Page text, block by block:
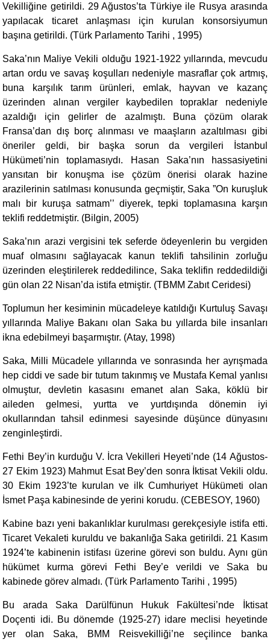
Vekilliğine getirildi. 29 Ağustos’ta Türkiye ile Rusya arasında
yapılacak ticaret anlaşması için kurulan konsorsiyumun
başına getirildi. (Türk Parlamento Tarihi , 1995)
Saka’nın Maliye Vekili olduğu 1921-1922 yıllarında, mevcudu
artan ordu ve savaş koşulları nedeniyle masraflar çok artmış,
buna karşılık tarım ürünleri, emlak, hayvan ve kazanç
üzerinden alınan vergiler kaybedilen topraklar nedeniyle
azaldığı için gelirler de azalmıştı. Buna çözüm olarak
Fransa’dan dış borç alınması ve maaşların azaltılması gibi
öneriler geldi, bir başka sorun da vergileri İstanbul
Hükümeti’nin toplamasıydı. Hasan Saka’nın hassasiyetini
yansıtan bir konuşma ise çözüm önerisi olarak hazine
arazilerinin satılması konusunda geçmiştir, Saka ”On kuruşluk
malı bir kuruşa satmam’’ diyerek, tepki toplamasına karşın
teklifi reddetmiştir. (Bilgin, 2005)
Saka’nın arazi vergisini tek seferde ödeyenlerin bu vergiden
muaf olmasını sağlayacak kanun teklifi tahsilinin zorluğu
üzerinden eleştirilerek reddedilince, Saka teklifin reddedildiği
gün olan 22 Nisan’da istifa etmiştir. (TBMM Zabıt Ceridesi)
Toplumun her kesiminin mücadeleye katıldığı Kurtuluş Savaşı
yıllarında Maliye Bakanı olan Saka bu yıllarda bile insanları
ikna edebilmeyi başarmıştır. (Atay, 1998)
Saka, Milli Mücadele yıllarında ve sonrasında her ayrışmada
hep ciddi ve sade bir tutum takınmış ve Mustafa Kemal yanlısı
olmuştur, devletin kasasını emanet alan Saka, köklü bir
aileden gelmesi, yurtta ve yurtdışında dönemin iyi
okullarından tahsil edinmesi sayesinde düşünce dünyasını
zenginleştirdi.
Fethi Bey’in kurduğu V. İcra Vekilleri Heyeti’nde (14 Ağustos-
27 Ekim 1923) Mahmut Esat Bey’den sonra İktisat Vekili oldu.
30 Ekim 1923’te kurulan ve ilk Cumhuriyet Hükümeti olan
İsmet Paşa kabinesinde de yerini korudu. (CEBESOY, 1960)
Kabine bazı yeni bakanlıklar kurulması gerekçesiyle istifa etti.
Ticaret Vekaleti kuruldu ve bakanlığa Saka getirildi. 21 Kasım
1924’te kabinenin istifası üzerine görevi son buldu. Aynı gün
hükümet kurma görevi Fethi Bey’e verildi ve Saka bu
kabinede görev almadı. (Türk Parlamento Tarihi , 1995)
Bu arada Saka Darülfünun Hukuk Fakültesi’nde İktisat
Doçenti idi. Bu dönemde (1925-27) idare meclisi heyetinde
yer olan Saka, BMM Reisvekilliği’ne seçilince banka